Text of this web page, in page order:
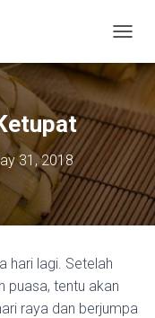
O
G
E
N
A
V
I
G
31, 2018
hari lagi. Setelah
puasa, tentu akan
raya dan berjumpa